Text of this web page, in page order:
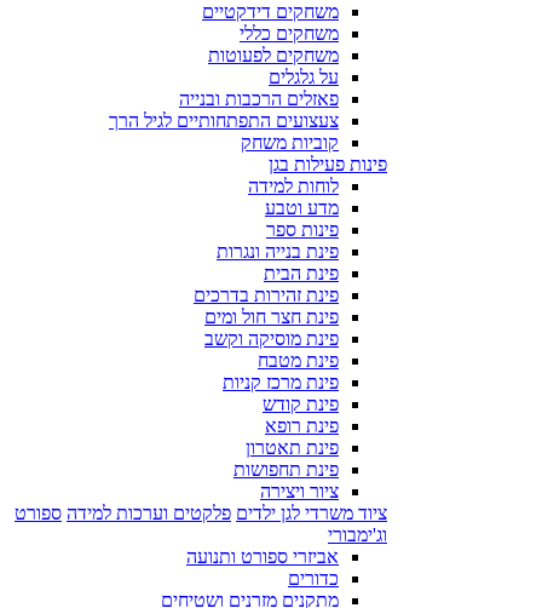
משחקים דידקטיים
משחקים כללי
משחקים לפעוטות
על גלגלים
פאזלים הרכבות ובנייה
צעצועים התפתחותיים לגיל הרך
קוביות משחק
פינות פעילות בגן
לוחות למידה
מדע וטבע
פינות ספר
פינת בנייה ונגרות
פינת הבית
פינת זהירות בדרכים
פינת חצר חול ומים
פינת מוסיקה וקשב
פינת מטבח
פינת מרכז קניות
פינת קודש
פינת רופא
פינת תאטרון
פינת תחפושות
ציור ויצירה
ציוד משרדי לגן ילדים פלקטים וערכות למידה ספורט
וג'ימבורי
אביזרי ספורט ותנועה
כדורים
מתקנים מזרנים ושטיחים